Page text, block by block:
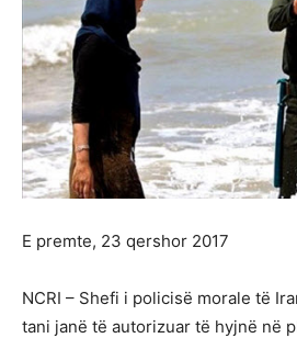
E premte, 23 qershor 2017
NCRI – Shefi i policisë morale të
tani janë të autorizuar të hyjnë në